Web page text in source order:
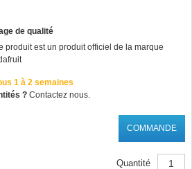
de qualité
produit est un produit officiel de la marque
1 à 2 semaines
?Contactez nous.
COMMANDE
Quantité